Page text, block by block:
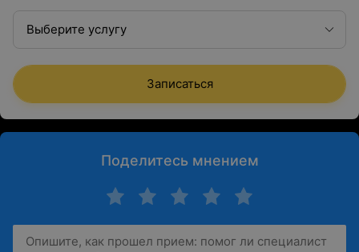
Выберите услугу
Записаться
Поделитесь мнением